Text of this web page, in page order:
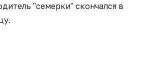
"семерки" скончался в